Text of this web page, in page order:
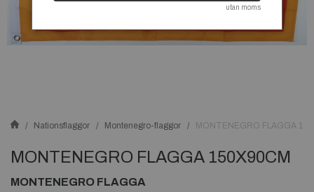
Nationsflaggor Montenegro-flaggor MONTENEGRO FLAGGA
MONTENEGRO FLAGGA 150X90CM
MONTENEGRO FLAGGA
utan moms